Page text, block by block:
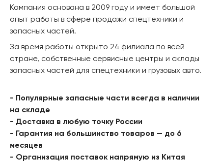
Компания основана в 2009 году и имеет большой
опыт работы в сфере продажи спецтехники и
запасных частей.
За время работы открыто 24 филиала по всей
стране, собственные сервисные центры и склады
запасных частей для спецтехники и грузовых авто.
- Популярные запасные части всегда в наличии
на складе
- Доставка в любую точку России
- Гарантия на большинство товаров — до 6
месяцев
- Организация поставок напрямую из Китая